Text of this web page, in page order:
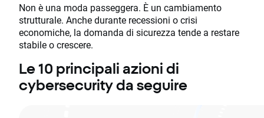
Non è una moda passeggera. È un cambiamento
strutturale. Anche durante recessioni o crisi
economiche, la domanda di sicurezza tende a restare
stabile o crescere.
Le 10 principali azioni di
cybersecurity da seguire